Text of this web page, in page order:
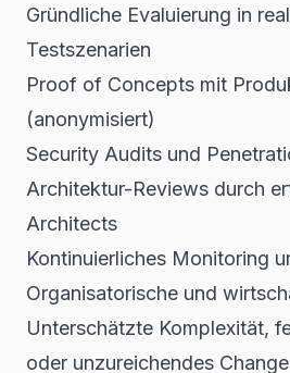
Gründliche Evaluierung in
Testszenarien
Proof of Concepts mit
(anonymisiert)
Security Audits und
Architektur-Reviews durch
Architects
Kontinuierliches Monitoring
Organisatorische und
Unterschätzte Komplexität,
oder unzureichendes